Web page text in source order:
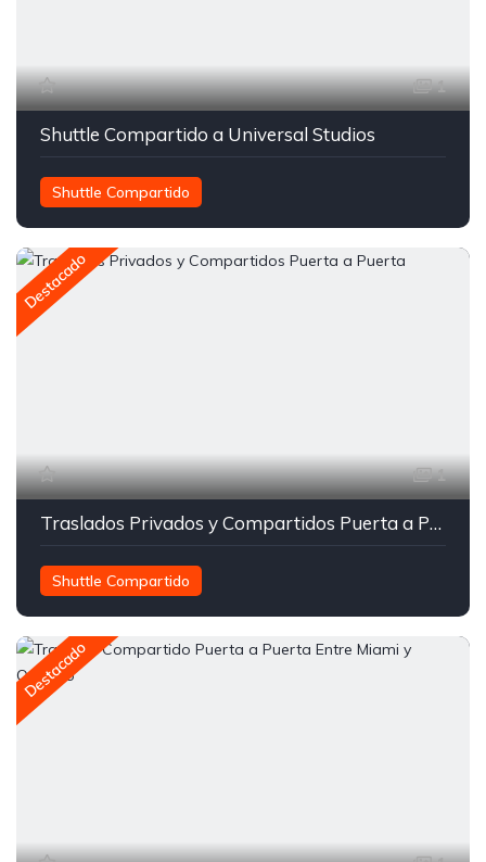
1
Shuttle Compartido a Universal Studios
Shuttle Compartido
Traslados Compartidos
Destacado
1
Traslados Privados y Compartidos Puerta a Puerta
Shuttle Compartido
Traslados Compartidos
Destacado